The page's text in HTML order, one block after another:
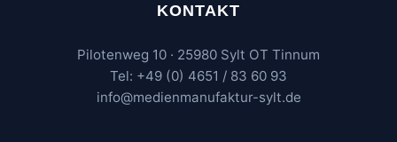
KONTAKT
Pilotenweg 10 · 25980 Sylt OT Tinnum
Tel: +49 (0) 4651 / 83 60 93
info@medienmanufaktur-sylt.de